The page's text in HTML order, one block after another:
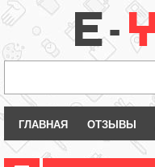
ГЛАВНАЯ ОТЗЫВЫ